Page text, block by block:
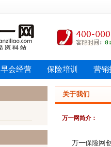
早会经营 保险培训 营销
关于我们
万一网简介：
万一保险网